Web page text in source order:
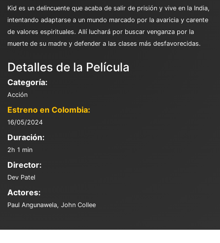
Kid es un delincuente que acaba de salir de prisión y vive en la India,
intentando adaptarse a un mundo marcado por la avaricia y carente
de valores espirituales. Allí luchará por buscar venganza por la
muerte de su madre y defender a las clases más desfavorecidas.
Detalles de la Película
Categoría:
Acción
Estreno en Colombia:
16/05/2024
Duración:
2h 1 min
Director:
Dev Patel
Actores:
Paul Angunawela, John Collee